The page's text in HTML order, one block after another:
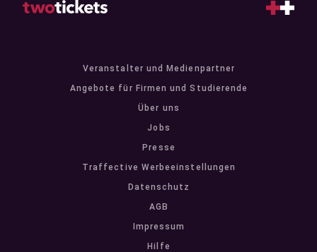
Veranstalter und Medienpartner
Angebote für Firmen und Studierende
Über uns
Jobs
Presse
Traffective Werbeeinstellungen
Datenschutz
AGB
Impressum
Hilfe